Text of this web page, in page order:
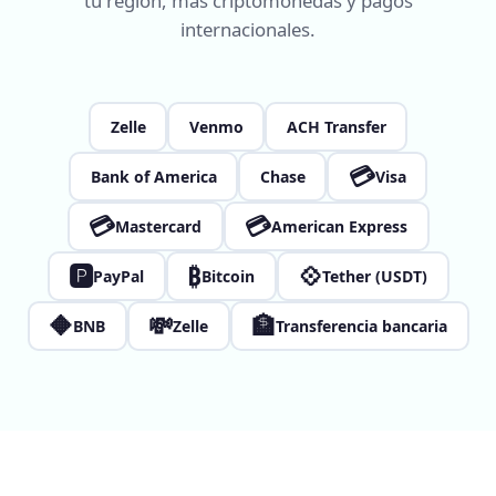
internacionales.
Zelle Venmo ACH Transfer
Bank of America Chase 💳Visa
💳Mastercard 💳American Express
🅿PayPal ₿Bitcoin 💠Tether (USDT)
🔶BNB 💸Zelle 🏦Transferencia bancaria